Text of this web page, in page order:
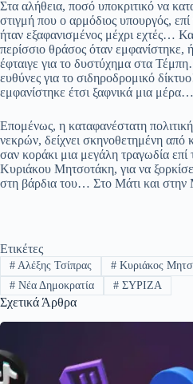
Στα αλήθεια, ποσό υποκριτικό να
στιγμή που ο αρμόδιος υπουργός,
ήταν εξαφανισμένος μέχρι εχτές…
περίσσιο θράσος όταν
έφταιγε για το δυστύχημα στα
ευθύνες για το σιδηροδρομικό
εμφανίστηκε έτσι ξαφνικά μια μέρα…
Επομένως, η καταφανέστατη
νεκρών, δείχνει σκηνοθετημένη
σαν κοράκι μια μεγάλη τραγωδία
Κυριάκου Μητσοτάκη, για να
στη βάρδια του… Στο Μάτι και
Ετικέτες
#Αλέξης Τσίπρας #Κυριάκος
#Νέα Δημοκρατία #ΣΥΡΙΖΑ
Σχετικά Άρθρα